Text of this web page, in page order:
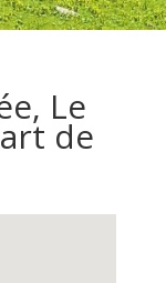
Le
de